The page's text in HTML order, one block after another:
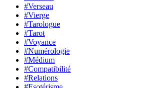
#Verseau
#Vierge
#Tarologue
#Tarot
#Voyance
#Numérologie
#Médium
#Compatibilité
#Relations